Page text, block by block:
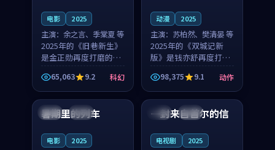
电影 2025
主演： 余之言、季棠夏 等
2025年的《旧巷新生》
是金正勋再度打磨的科
幻佳作。英国的取景与
雨夜物语的氛围相互成
就，余之言与季棠夏的
对手戏自然克制，让整
部影片在悬念与温度
65,063 9.2 科幻
动漫 2025
主演： 苏柏然、樊清晏 等
2025年的《双城记新
版》是钱亦舒再度打磨
的动作佳作。中国大陆
的取景与沙漠探险的氛
围相互成就，苏柏然与
樊清晏的对手戏自然克
制，让整部影片在悬念
98,375 9.1 动作
中国 杜比
暑期里的列车
电影 2025
韩国 热播
一封来自首尔的信
电视剧 2025